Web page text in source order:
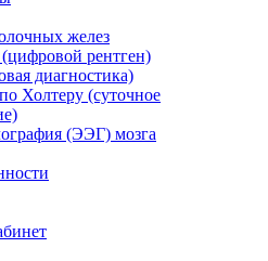
желез
рентген)
диагностика)
Холтеру (суточное
(ЭЭГ) мозга